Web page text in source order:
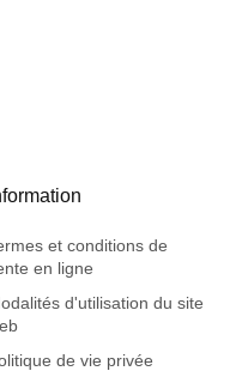
et conditions de
en ligne
d'utilisation du site
de vie privée